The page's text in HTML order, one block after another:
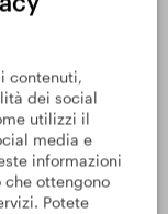
contenuti,
dei social
utilizzi il
media e
informazioni
ottengono
Potete